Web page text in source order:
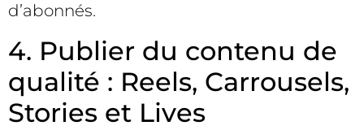
d’abonnés.
4. Publier du contenu de
qualité : Reels, Carrousels,
Stories et Lives